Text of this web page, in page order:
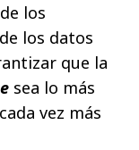
los
los datos
que la
sea lo más
vez más